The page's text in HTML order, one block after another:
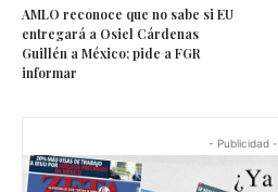
AMLO reconoce que no sabe si EU
entregará a Osiel Cárdenas
Guillén a México; pide a FGR
informar
- Publicidad -